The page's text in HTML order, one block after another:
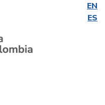
EN
ES